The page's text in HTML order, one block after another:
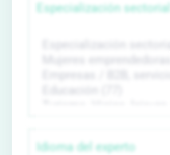
Especialización sectorial
Idioma del experto